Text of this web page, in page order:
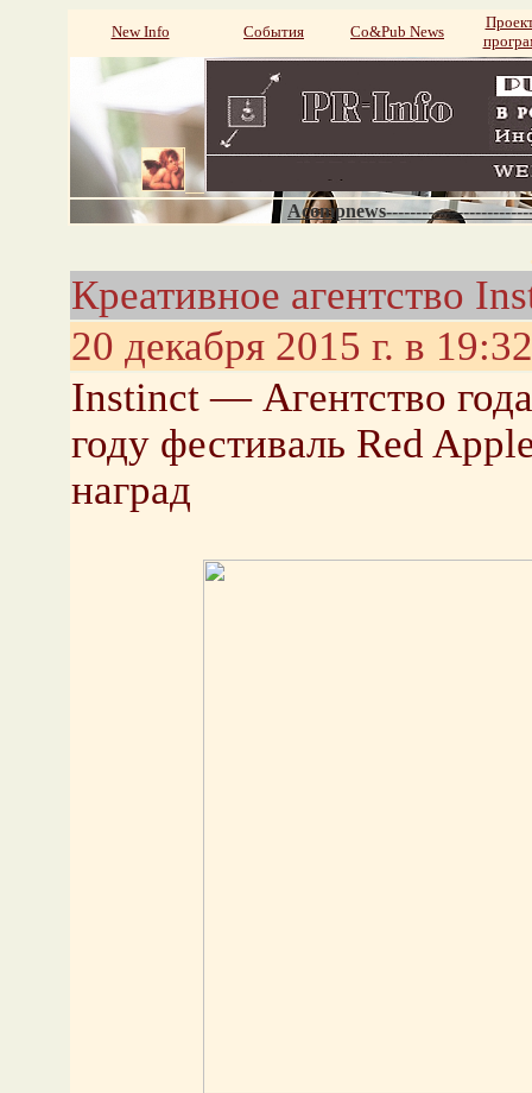
New Info События Со&Pub News
Креативное агентство
20 декабря 2015 г. в 19:32
Instinct — Агентство
году фестиваль Red
наград